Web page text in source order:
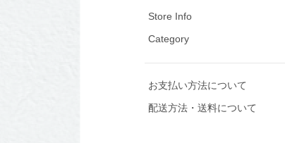
Store Info
Category
お支払い方法について
配送方法・送料について